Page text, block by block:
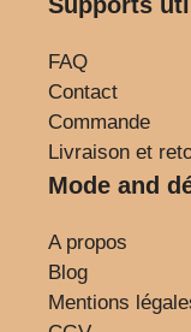
FAQ
Contact
Commande
Livraison et
Mode and
A propos
Blog
Mentions